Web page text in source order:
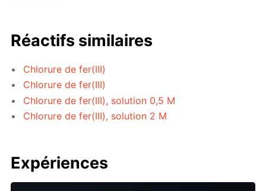
Réactifs similaires
Chlorure de fer(III)
Chlorure de fer(III)
Chlorure de fer(III), solution 0,5 M
Chlorure de fer(III), solution 2 M
Expériences